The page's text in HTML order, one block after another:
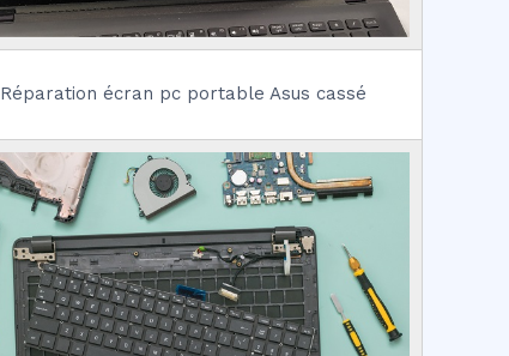
Réparation écran pc portable Asus cassé